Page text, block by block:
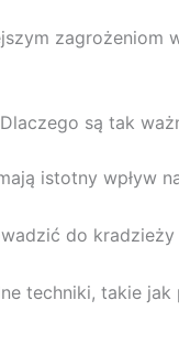
są tak
istotny wpływ
do
techniki, takie